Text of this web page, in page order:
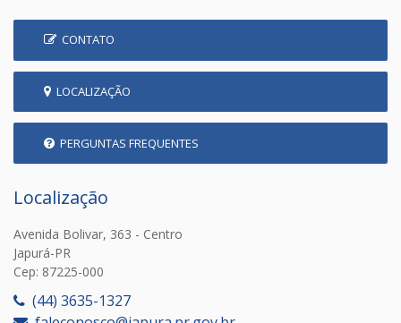
CONTATO
LOCALIZAÇÃO
PERGUNTAS FREQUENTES
Localização
Avenida Bolivar, 363 - Centro
Japurá-PR
Cep: 87225-000
(44) 3635-1327